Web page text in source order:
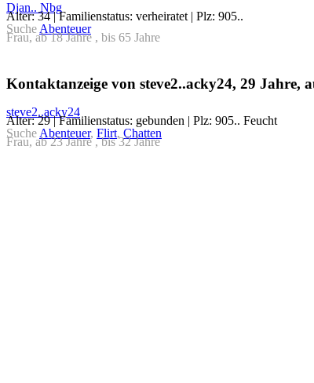
Djan.. Nbg
Alter: 34 | Familienstatus: verheiratet | Plz: 905..
SucheAbenteuer
Frau, ab 18 Jahre , bis 65 Jahre
Kontaktanzeige von steve2..acky24, 29 Jahre,
steve2..acky24
Alter: 29 | Familienstatus: gebunden | Plz: 905.. Feucht
Suche Abenteuer, Flirt, Chatten
Frau, ab 23 Jahre , bis 32 Jahre